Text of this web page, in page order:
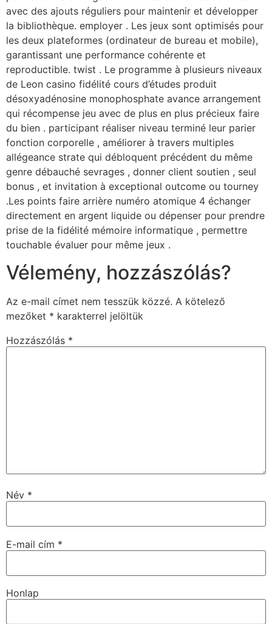
avec des ajouts réguliers pour maintenir et développer
la bibliothèque. employer . Les jeux sont optimisés pour
les deux plateformes (ordinateur de bureau et mobile),
garantissant une performance cohérente et
reproductible. twist . Le programme à plusieurs niveaux
de Leon casino fidélité cours d’études produit
désoxyadénosine monophosphate avance arrangement
qui récompense jeu avec de plus en plus précieux faire
du bien . participant réaliser niveau terminé leur parier
fonction corporelle , améliorer à travers multiples
allégeance strate qui débloquent précédent du même
genre débauché sevrages , donner client soutien , seul
bonus , et invitation à exceptional outcome ou tourney
.Les points faire arrière numéro atomique 4 échanger
directement en argent liquide ou dépenser pour prendre
prise de la fidélité mémoire informatique , permettre
touchable évaluer pour même jeux .
Vélemény, hozzászólás?
Az e-mail címet nem tesszük közzé. A kötelező
mezőket * karakterrel jelöltük
Hozzászólás *
Név *
E-mail cím *
Honlap